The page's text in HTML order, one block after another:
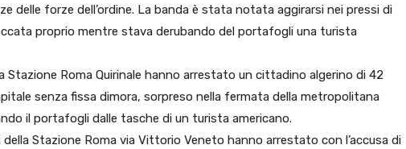
delle forze dell’ordine. La banda è stata notata aggirarsi nei pressi di
proprio mentre stava derubando del portafogli una turista
Stazione Roma Quirinale hanno arrestato un cittadino algerino di 42
senza fissa dimora, sorpreso nella fermata della metropolitana
il portafogli dalle tasche di un turista americano.
della Stazione Roma via Vittorio Veneto hanno arrestato con l’accusa di